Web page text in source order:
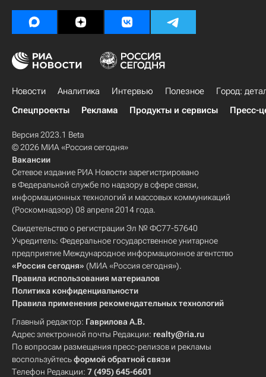
Новости Аналитика Интервью Полезное
Город:
Спецпроекты
Реклама Продукты и сервисы Пресс-
Версия 2023.1 Beta
© 2026 МИА «Россия сегодня»
Вакансии
Сетевое издание РИА Новости зарегистрировано
в Федеральной службе по надзору в сфере связи,
информационных технологий и массовых коммуникаций
(Роскомнадзор) 08 апреля 2014 года.
Свидетельство о регистрации Эл № ФС77-57640
Учредитель: Федеральное государственное унитарное
предприятие Международное информационное агентство
«Россия сегодня» (МИА «Россия сегодня»).
Правила использования материалов
Политика конфиденциальности
Правила применения рекомендательных технологий
Главный редактор: Гаврилова А.В.
Адрес электронной почты Редакции: realty@ria.ru
По вопросам размещения пресс-релизов и рекламы
воспользуйтесьформой обратной связи
Телефон Редакции: 7 (495) 645-6601